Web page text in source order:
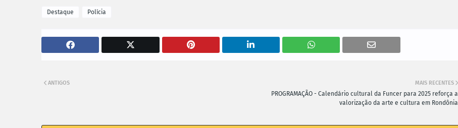
Destaque Polícia
MAIS RECENTES
PROGRAMAÇÃO - Calendário cultural da Funcer para 2025 reforça a
valorização da arte e cultura em Rondônia
ANTIGOS